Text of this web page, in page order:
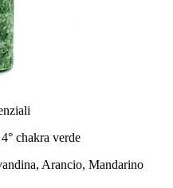
chakra verde
Arancio, Mandarino